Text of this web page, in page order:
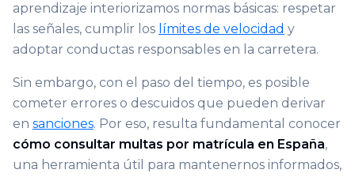
aprendizaje interiorizamos normas básicas: respetar
las señales, cumplir los límites de velocidad y
adoptar conductas responsables en la carretera.
Sin embargo, con el paso del tiempo, es posible
cometer errores o descuidos que pueden derivar
en sanciones. Por eso, resulta fundamental conocer
cómo consultar multas por matrícula en España,
una herramienta útil para mantenernos informados,